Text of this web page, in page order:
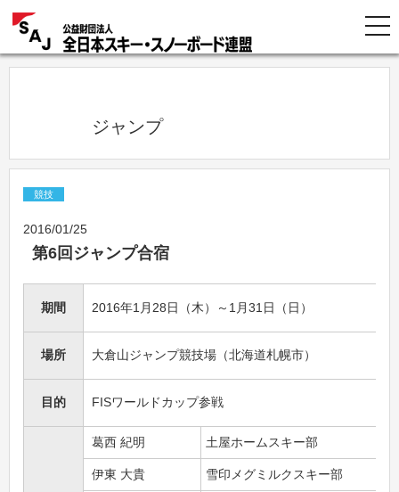
            ジャンプ
競技
2016/01/25
第6回ジャンプ合宿
期間 2016年1月28日（木）～1月31日（日）
場所 大倉山ジャンプ競技場（北海道札幌市）
目的 FISワールドカップ参戦
葛西 紀明 土屋ホームスキー部
伊東 大貴 雪印メグミルクスキー部